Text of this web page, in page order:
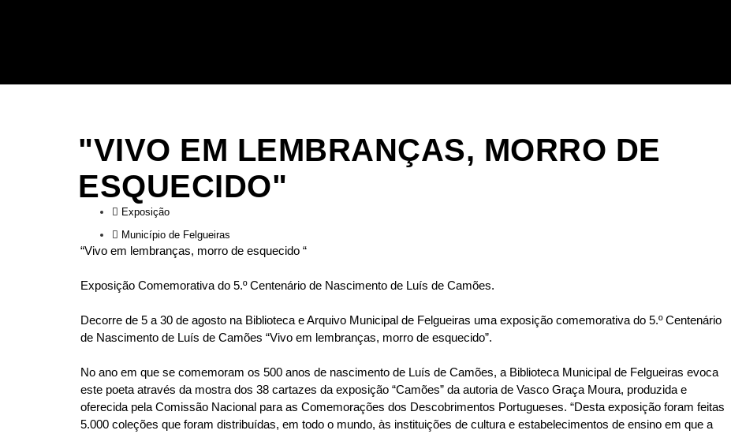
"VIVO EM LEMBRANÇAS, MORRO DE
ESQUECIDO"
Exposição
Município de Felgueiras
“Vivo em lembranças, morro de esquecido “
Exposição Comemorativa do 5.º Centenário de Nascimento de Luís de Camões.
Decorre de 5 a 30 de agosto na Biblioteca e Arquivo Municipal de Felgueiras uma exposição comemorativa do 5.º Centenário
de Nascimento de Luís de Camões “Vivo em lembranças, morro de esquecido”.
No ano em que se comemoram os 500 anos de nascimento de Luís de Camões, a Biblioteca Municipal de Felgueiras evoca
este poeta através da mostra dos 38 cartazes da exposição “Camões” da autoria de Vasco Graça Moura, produzida e
oferecida pela Comissão Nacional para as Comemorações dos Descobrimentos Portugueses. “Desta exposição foram feitas
5.000 coleções que foram distribuídas, em todo o mundo, às instituições de cultura e estabelecimentos de ensino em que a